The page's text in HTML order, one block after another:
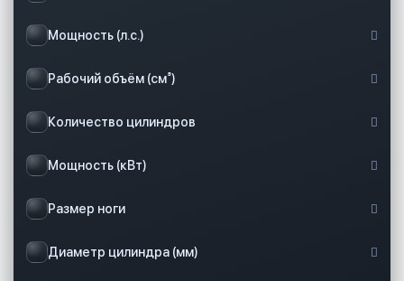
Мощность (л.с.)
Рабочий объём (см³)
Количество цилиндров
Мощность (кВт)
Размер ноги
Диаметр цилиндра (мм)